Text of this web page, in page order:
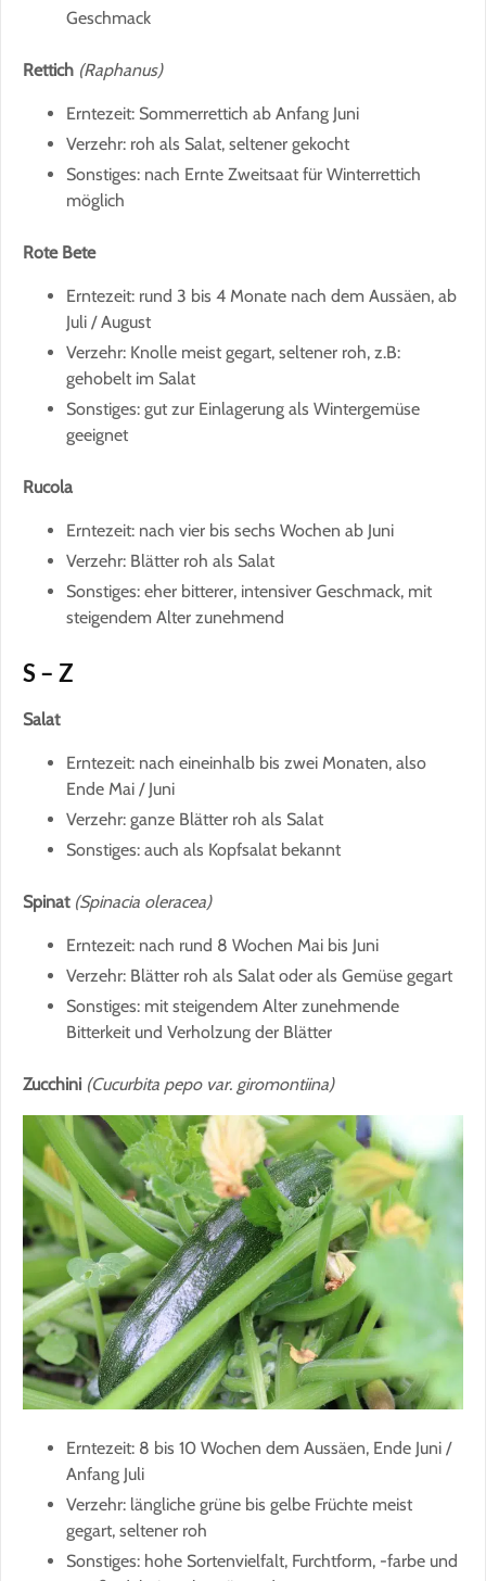
Geschmack
Rettich (Raphanus)
Erntezeit: Sommerrettich ab Anfang Juni
Verzehr: roh als Salat, seltener gekocht
Sonstiges: nach Ernte Zweitsaat für Winterrettich
möglich
Rote Bete
Erntezeit: rund 3 bis 4 Monate nach dem Aussäen, ab
Juli / August
Verzehr: Knolle meist gegart, seltener roh, z.B:
gehobelt im Salat
Sonstiges: gut zur Einlagerung als Wintergemüse
geeignet
Rucola
Erntezeit: nach vier bis sechs Wochen ab Juni
Verzehr: Blätter roh als Salat
Sonstiges: eher bitterer, intensiver Geschmack, mit
steigendem Alter zunehmend
S – Z
Salat
Erntezeit: nach eineinhalb bis zwei Monaten, also
Ende Mai / Juni
Verzehr: ganze Blätter roh als Salat
Sonstiges: auch als Kopfsalat bekannt
Spinat (Spinacia oleracea)
Erntezeit: nach rund 8 Wochen Mai bis Juni
Verzehr: Blätter roh als Salat oder als Gemüse gegart
Sonstiges: mit steigendem Alter zunehmende
Bitterkeit und Verholzung der Blätter
Zucchini (Cucurbita pepo var. giromontiina)
Erntezeit: 8 bis 10 Wochen dem Aussäen, Ende Juni /
Anfang Juli
Verzehr: längliche grüne bis gelbe Früchte meist
gegart, seltener roh
Sonstiges: hohe Sortenvielfalt, Furchtform, -farbe und